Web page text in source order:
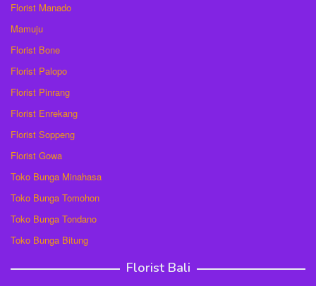
Florist Manado
Mamuju
Florist Bone
Florist Palopo
Florist Pinrang
Florist Enrekang
Florist Soppeng
Florist Gowa
Toko Bunga Minahasa
Toko Bunga Tomohon
Toko Bunga Tondano
Toko Bunga Bitung
Florist Bali